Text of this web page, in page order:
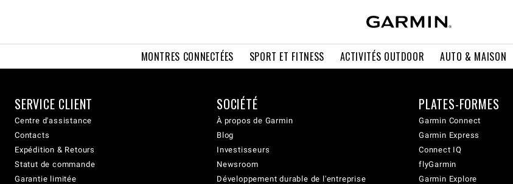
MONTRES CONNECTÉES SPORT ET FITNESS ACTIVITÉS OUTDOOR AUTO & MAISON
SERVICE CLIENT
Centre d'assistance
Contacts
Expédition & Retours
Statut de commande
Garantie limitée
SOCIÉTÉ
À propos de Garmin
Blog
Investisseurs
Newsroom
Développement durable de l'entreprise
PLATES-FORMES
Garmin Connect
Garmin Express
Connect IQ
flyGarmin
Garmin Explore